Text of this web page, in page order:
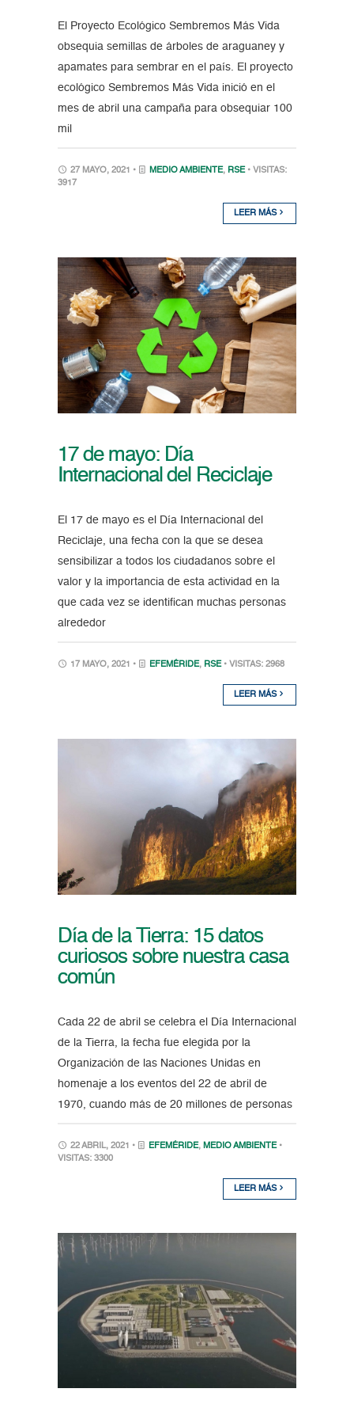
El Proyecto Ecológico Sembremos Más Vida
obsequia semillas de árboles de araguaney y
apamates para sembrar en el país. El proyecto
ecológico Sembremos Más Vida inició en el
mes de abril una campaña para obsequiar 100
mil
27 MAYO, 2021 • MEDIO AMBIENTE, RSE • VISITAS:
3917
LEER MÁS
17 de mayo: Día
Internacional del Reciclaje
El 17 de mayo es el Día Internacional del
Reciclaje, una fecha con la que se desea
sensibilizar a todos los ciudadanos sobre el
valor y la importancia de esta actividad en la
que cada vez se identifican muchas personas
alrededor
17 MAYO, 2021 • EFEMÉRIDE, RSE • VISITAS: 2968
LEER MÁS
Día de la Tierra: 15 datos
curiosos sobre nuestra casa
común
Cada 22 de abril se celebra el Día Internacional
de la Tierra, la fecha fue elegida por la
Organización de las Naciones Unidas en
homenaje a los eventos del 22 de abril de
1970, cuando más de 20 millones de personas
22 ABRIL, 2021 • EFEMÉRIDE, MEDIO AMBIENTE •
VISITAS: 3300
LEER MÁS